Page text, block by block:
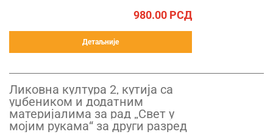
980.00 РСД
Детаљније
Ликовна култура 2, кутија са
уџбеником и додатним
материјалима за рад „Свет у
мојим рукама“ за други разред